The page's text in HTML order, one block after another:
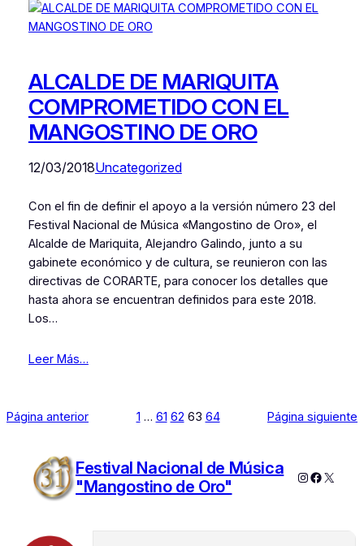
ALCALDE DE MARIQUITA
COMPROMETIDO CON EL
MANGOSTINO DE ORO
12/03/2018Uncategorized
Con el fin de definir el apoyo a la versión número 23 del
Festival Nacional de Música «Mangostino de Oro», el
Alcalde de Mariquita, Alejandro Galindo, junto a su
gabinete económico y de cultura, se reunieron con las
directivas de CORARTE, para conocer los detalles que
hasta ahora se encuentran definidos para este 2018.
Los…
Leer Más…
Página anterior 1 … 61 62 63 64 Página siguiente
Festival Nacional de Música
"Mangostino de Oro"
Instagram
X